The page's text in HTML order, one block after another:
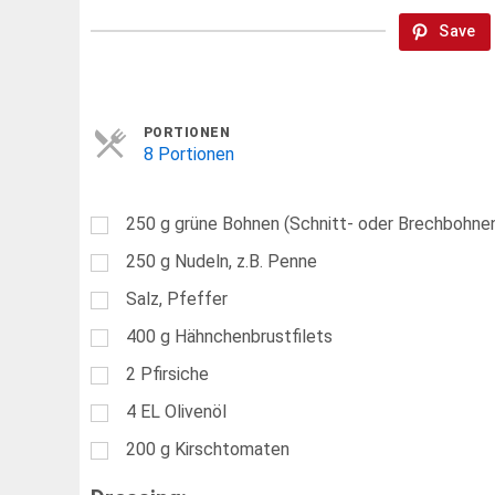
Save
PORTIONEN
8 Portionen
250 g grüne Bohnen (Schnitt- oder
250 g Nudeln, z.B. Penne
Salz, Pfeffer
400 g Hähnchenbrustfilets
2 Pfirsiche
4 EL Olivenöl
200 g Kirschtomaten